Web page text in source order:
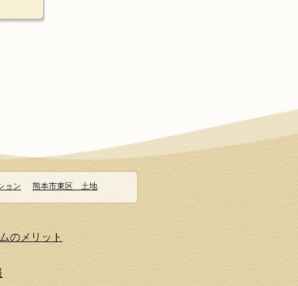
ョン 熊本市東区 土地
のメリット